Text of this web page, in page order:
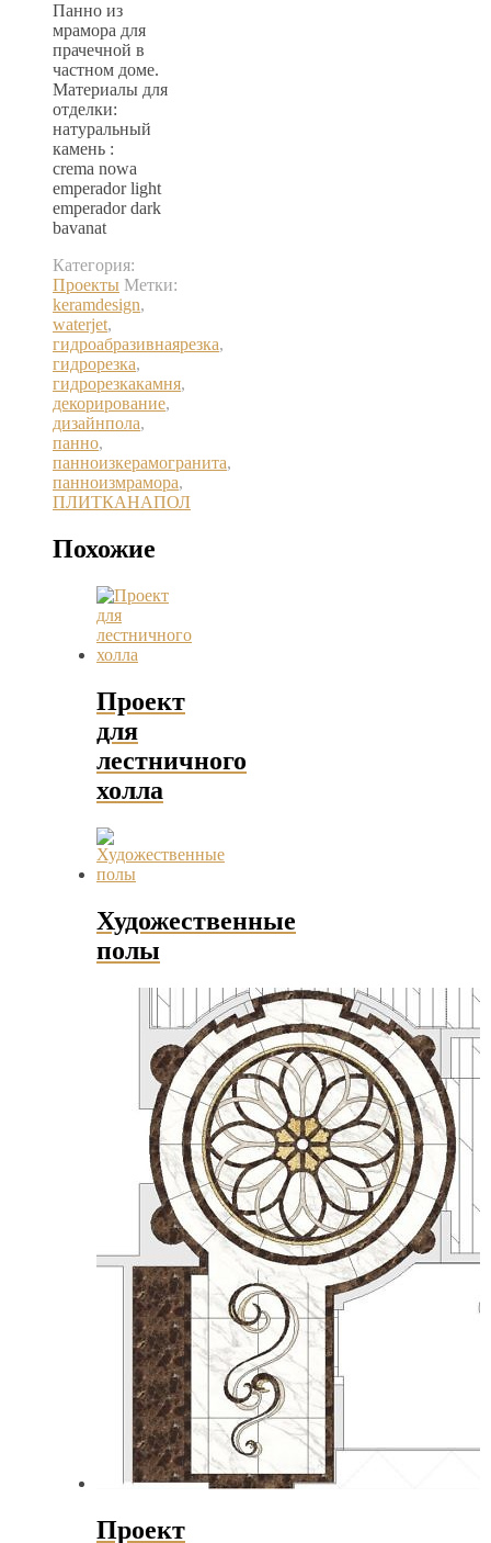
Панно из
мрамора для
прачечной в
частном доме.
Материалы для
отделки:
натуральный
камень :
crema nowa
emperador light
emperador dark
bavanat
Категория:
Проекты Метки:
keramdesign,
waterjet,
гидроабразивнаярезка,
гидрорезка,
гидрорезкакамня,
декорирование,
дизайнпола,
панно,
панноизкерамогранита,
панноизмрамора,
ПЛИТКАНАПОЛ
Похожие
Проект
для
лестничного
холла
Художественные
полы
Проект